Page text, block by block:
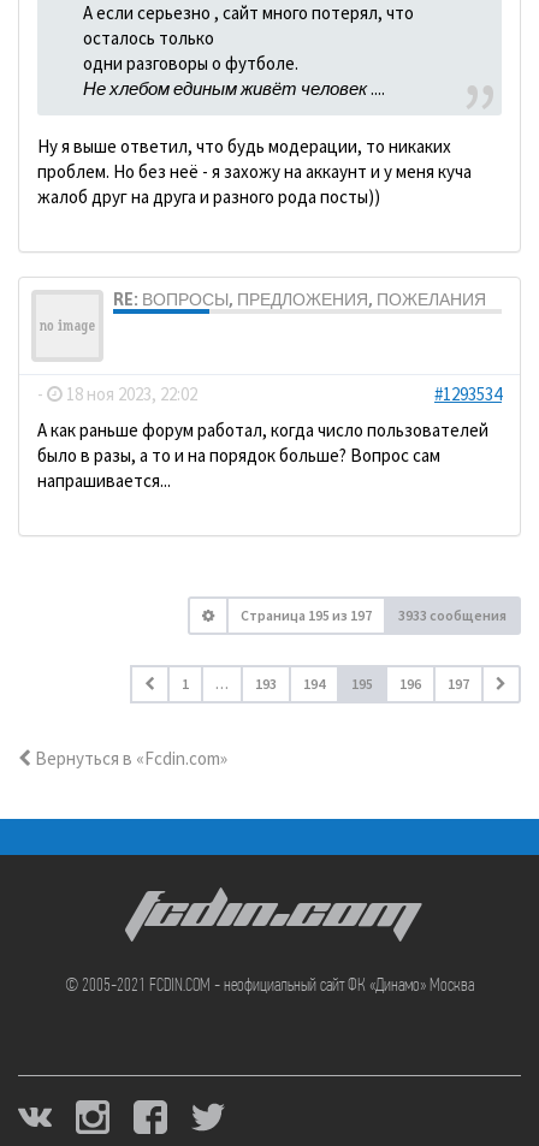
А если серьезно , сайт много потерял, что
осталось только
одни разговоры о футболе.
Не хлебом единым живёт человек....
Ну я выше ответил, что будь модерации, то никаких
проблем. Но без неё - я захожу на аккаунт и у меня куча
жалоб друг на друга и разного рода посты))
RE: ВОПРОСЫ, ПРЕДЛОЖЕНИЯ, ПОЖЕЛАНИЯ
- 18 ноя 2023, 22:02
#1293534
А как раньше форум работал, когда число пользователей
было в разы, а то и на порядок больше? Вопрос сам
напрашивается...
Страница 195 из 197 3933 сообщения
1 … 193 194 195 196 197
Вернуться в «Fcdin.com»
FCDIN.COM
© 2005-2021 FCDIN.COM - неофициальный сайт ФК «Динамо» Москва